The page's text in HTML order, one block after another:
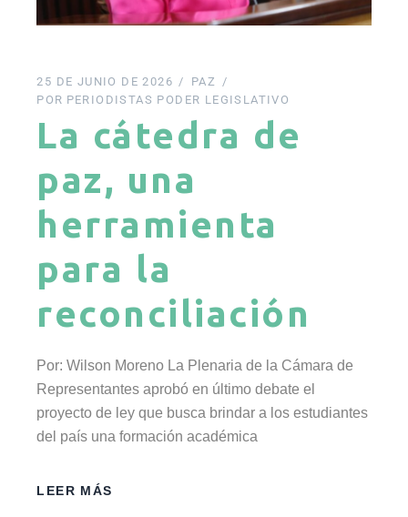
25 DE JUNIO DE 2026
PAZ
POR PERIODISTAS PODER LEGISLATIVO
La cátedra de
paz, una
herramienta
para la
reconciliación
Por: Wilson Moreno La Plenaria de la Cámara de
Representantes aprobó en último debate el
proyecto de ley que busca brindar a los estudiantes
del país una formación académica
LEER MÁS